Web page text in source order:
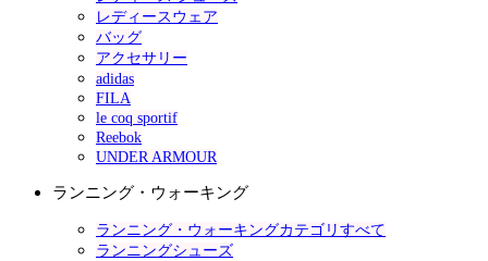
レディースウェア
バッグ
アクセサリー
adidas
FILA
le coq sportif
Reebok
UNDER ARMOUR
ランニング・ウォーキング
ランニング・ウォーキングカテゴリすべて
ランニングシューズ